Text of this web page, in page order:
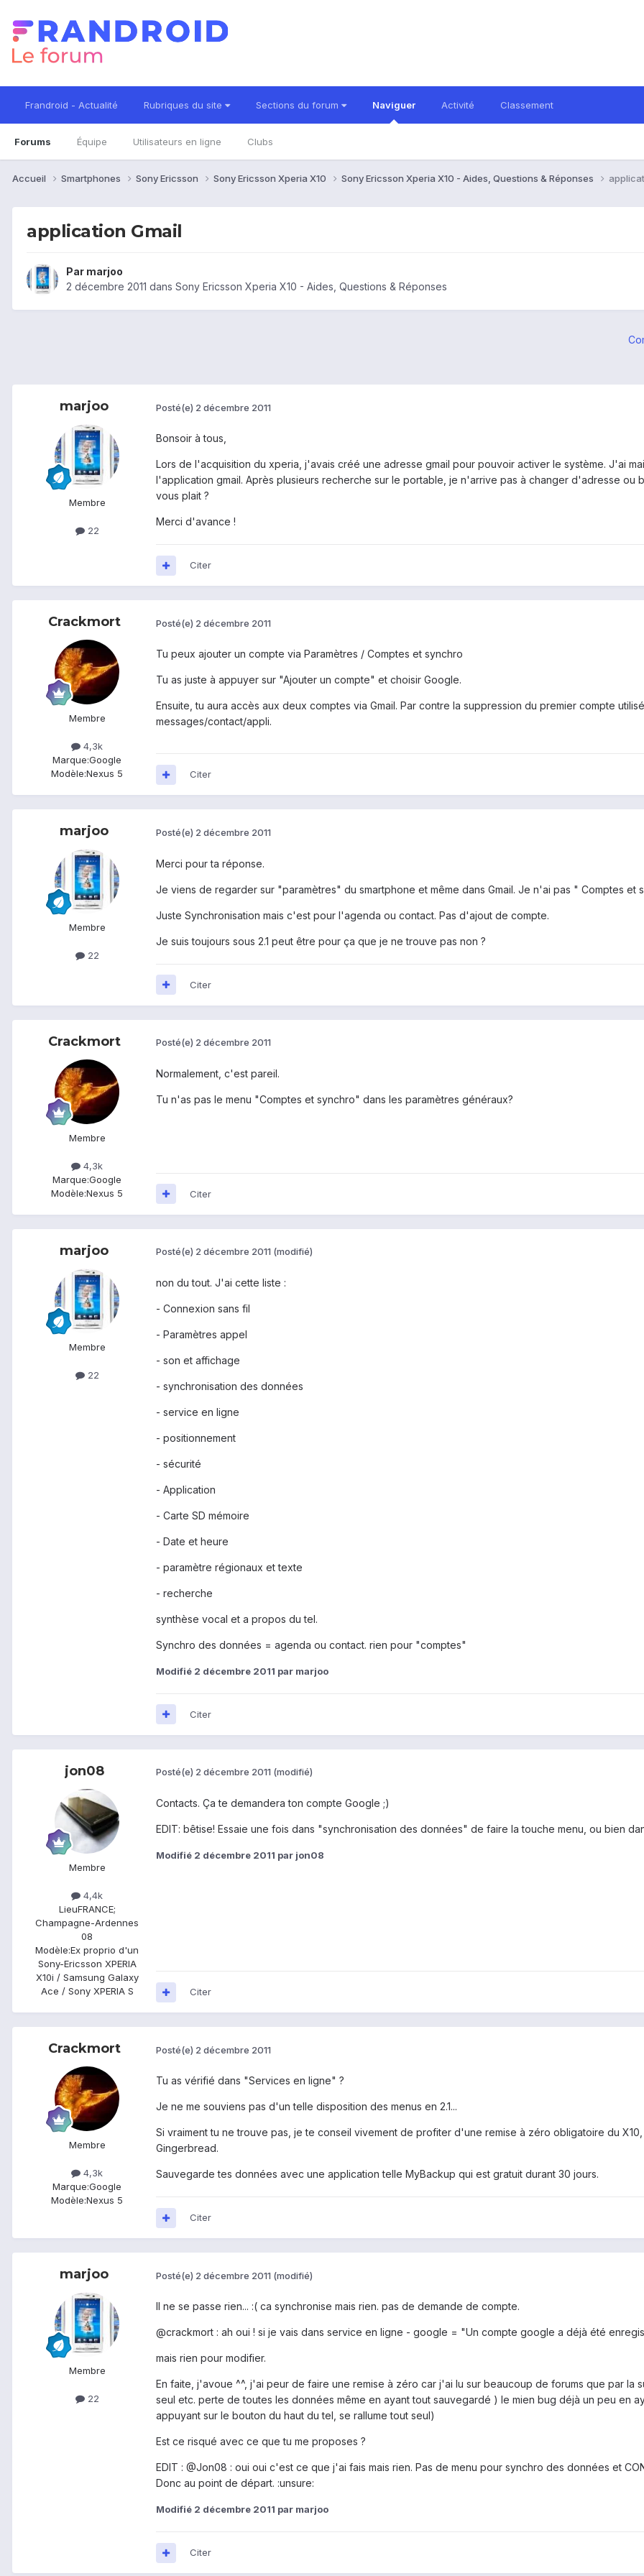
Frandroid - Actualité Rubriques du site Sections du forum Naviguer
Forums Équipe Utilisateurs en ligne Clubs
Activité Classement
Accueil Smartphones Sony Ericsson Sony Ericsson Xperia X10 Sony Ericsson Xperia X10 - Aides, Questions & Réponses
application Gmail
Par marjoo
2 décembre 2011 dans Sony Ericsson Xperia X10 - Aides, Questions & Réponses
marjoo
Membre
22
Posté(e) 2 décembre 2011
Bonsoir à tous,
Lors de l'acquisition du xperia, j'avais créé une adresse gmail pour pouvoir activer le système. J'ai
l'application gmail. Après plusieurs recherche sur le portable, je n'arrive pas à changer d'adresse ou
vous plait ?
Merci d'avance !
Citer
Crackmort
Membre
4,3k
Marque:Google
Modèle:Nexus 5
Posté(e) 2 décembre 2011
Tu peux ajouter un compte via Paramètres / Comptes et synchro
Tu as juste à appuyer sur "Ajouter un compte" et choisir Google.
Ensuite, tu aura accès aux deux comptes via Gmail. Par contre la suppression du premier compte
messages/contact/appli.
Citer
marjoo
Membre
22
Posté(e) 2 décembre 2011
Merci pour ta réponse.
Je viens de regarder sur "paramètres" du smartphone et même dans Gmail. Je n'ai pas " Comptes et
Juste Synchronisation mais c'est pour l'agenda ou contact. Pas d'ajout de compte.
Je suis toujours sous 2.1 peut être pour ça que je ne trouve pas non ?
Citer
Crackmort
Membre
4,3k
Marque:Google
Modèle:Nexus 5
Posté(e) 2 décembre 2011
Normalement, c'est pareil.
Tu n'as pas le menu "Comptes et synchro" dans les paramètres généraux?
Citer
marjoo
Membre
22
Posté(e) 2 décembre 2011 (modifié)
non du tout. J'ai cette liste :
- Connexion sans fil
- Paramètres appel
- son et affichage
- synchronisation des données
- service en ligne
- positionnement
- sécurité
- Application
- Carte SD mémoire
- Date et heure
- paramètre régionaux et texte
- recherche
synthèse vocal et a propos du tel.
Synchro des données = agenda ou contact. rien pour "comptes"
Modifié 2 décembre 2011 par marjoo
Citer
jon08
Membre
4,4k
LieuFRANCE;
Champagne-Ardennes
08
Modèle:Ex proprio d'un
Sony-Ericsson XPERIA
X10i / Samsung Galaxy
Ace / Sony XPERIA S
Posté(e) 2 décembre 2011 (modifié)
Contacts. Ça te demandera ton compte Google ;)
EDIT: bêtise! Essaie une fois dans "synchronisation des données" de faire la touche menu, ou bien
Modifié 2 décembre 2011 par jon08
Citer
Crackmort
Membre
4,3k
Marque:Google
Modèle:Nexus 5
Posté(e) 2 décembre 2011
Tu as vérifié dans "Services en ligne" ?
Je ne me souviens pas d'un telle disposition des menus en 2.1...
Si vraiment tu ne trouve pas, je te conseil vivement de profiter d'une remise à zéro obligatoire du
Gingerbread.
Sauvegarde tes données avec une application telle MyBackup qui est gratuit durant 30 jours.
Citer
marjoo
Membre
22
Posté(e) 2 décembre 2011 (modifié)
Il ne se passe rien... :( ca synchronise mais rien. pas de demande de compte.
@crackmort : ah oui ! si je vais dans service en ligne - google = "Un compte google a déjà été
mais rien pour modifier.
En faite, j'avoue ^^, j'ai peur de faire une remise à zéro car j'ai lu sur beaucoup de forums que par la
seul etc. perte de toutes les données même en ayant tout sauvegardé ) le mien bug déjà un peu en
appuyant sur le bouton du haut du tel, se rallume tout seul)
Est ce risqué avec ce que tu me proposes ?
EDIT : @Jon08 : oui oui c'est ce que j'ai fais mais rien. Pas de menu pour synchro des données et
Donc au point de départ. :unsure:
Modifié 2 décembre 2011 par marjoo
Citer